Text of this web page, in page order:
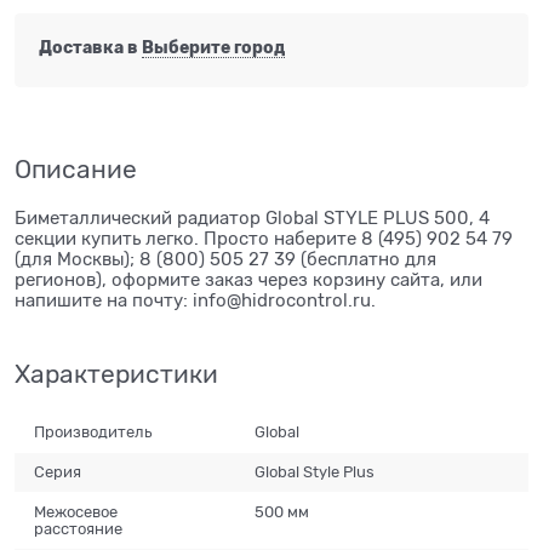
Доставка в Выберите город
Описание
Биметаллический радиатор Global STYLE PLUS 500, 4
секции купить легко. Просто наберите 8 (495) 902 54 79
(для Москвы); 8 (800) 505 27 39 (бесплатно для
регионов), оформите заказ через корзину сайта, или
напишите на почту: info@hidrocontrol.ru.
Характеристики
Производитель Global
Серия Global Style Plus
Межосевое
расстояние
500 мм